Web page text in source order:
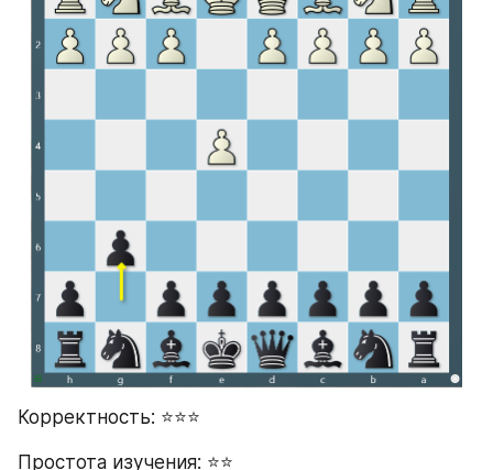
Корректность: ⭐⭐⭐
Простота изучения: ⭐⭐